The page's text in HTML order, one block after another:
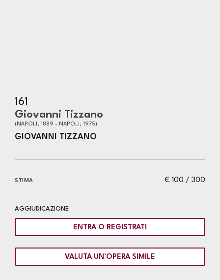
161
Giovanni Tizzano
(NAPOLI, 1889 - NAPOLI, 1975)
GIOVANNI TIZZANO
€ 100 / 300
STIMA
AGGIUDICAZIONE
ENTRA O REGISTRATI
VALUTA UN'OPERA SIMILE